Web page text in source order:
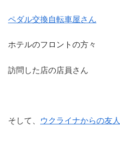
ペダル交換自転車屋さん
ホテルのフロントの方々
訪問した店の店員さん
そして、 ウクライナからの友人